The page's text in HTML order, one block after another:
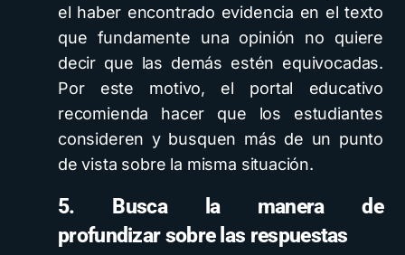
el haber encontrado evidencia en el texto
que fundamente una opinión no quiere
decir que las demás estén equivocadas.
Por este motivo, el portal educativo
recomienda hacer que los estudiantes
consideren y busquen más de un punto
de vista sobre la misma situación.
5. Busca la manera de
profundizar sobre las respuestas